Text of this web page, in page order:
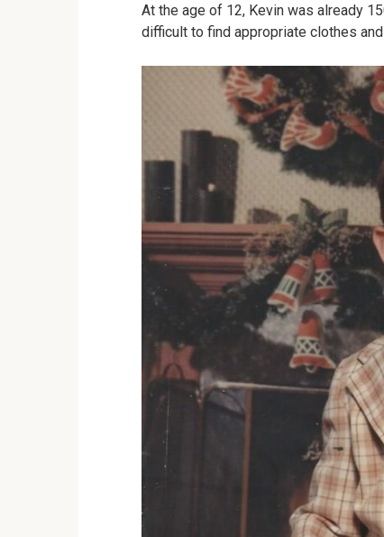
At the age of 12, Kevin was already
difficult to find appropriate clothes